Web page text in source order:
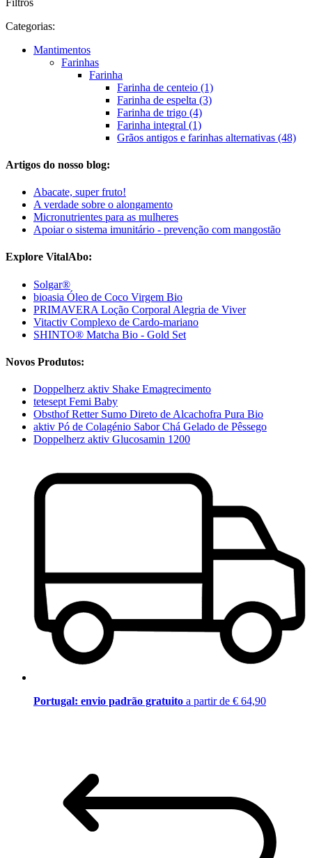
Categorias:
Mantimentos
Farinhas
Farinha
Farinha de centeio (1)
Farinha de espelta (3)
Farinha de trigo (4)
Farinha integral (1)
Grãos antigos e farinhas alternativas (48)
Artigos do nosso blog:
Abacate, super fruto!
A verdade sobre o alongamento
Micronutrientes para as mulheres
Apoiar o sistema imunitário - prevenção com mangostão
Explore VitalAbo:
Solgar®
bioasia Óleo de Coco Virgem Bio
PRIMAVERA Loção Corporal Alegria de Viver
Vitactiv Complexo de Cardo-mariano
SHINTO® Matcha Bio - Gold Set
Novos Produtos:
Doppelherz aktiv Shake Emagrecimento
tetesept Femi Baby
Obsthof Retter Sumo Direto de Alcachofra Pura Bio
aktiv Pó de Colagénio Sabor Chá Gelado de Pêssego
Doppelherz aktiv Glucosamin 1200
Portugal: envio padrão gratuito a partir de € 64,90